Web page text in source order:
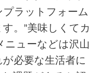
ラットフォーム
。”美味しくてカ
ニューなどは沢⼭
必要な⽣活者に